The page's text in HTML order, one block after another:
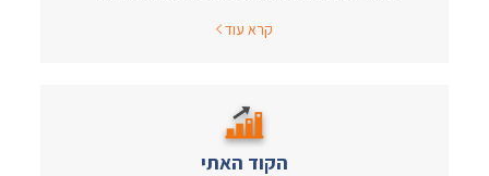
קרא עוד
הקוד האתי